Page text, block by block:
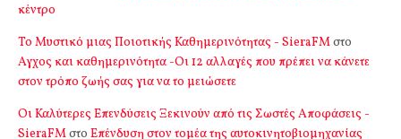
κέντρο
Το Μυστικό μιας Ποιοτικής Καθημερινότητας - SieraFMστο
Αγχος και καθημερινότητα -Οι 12 αλλαγές που πρέπει να κάνετε
στον τρόπο ζωής σας για να το μειώσετε
Οι Καλύτερες Επενδύσεις Ξεκινούν από τις Σωστές Αποφάσεις -
SieraFMστο Επένδυση στον τομέα της αυτοκινητοβιομηχανίας